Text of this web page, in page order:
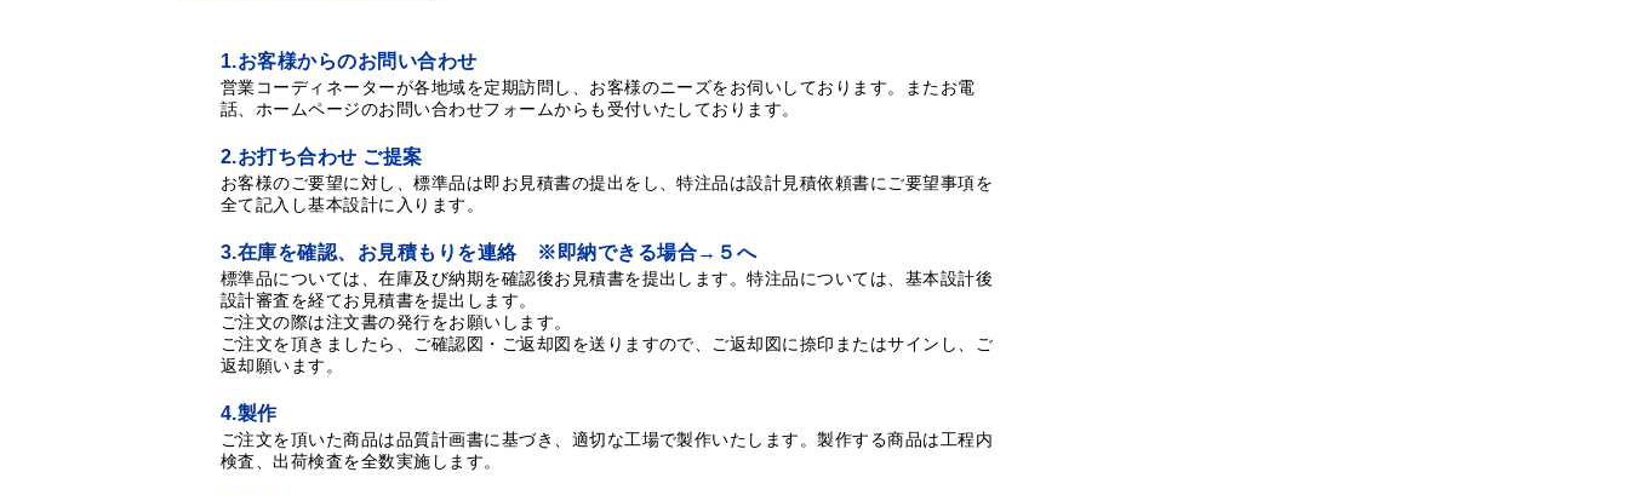
1.お客様からのお問い合わせ
営業コーディネーターが各地域を定期訪問し、お客様のニーズをお伺いしております。またお電
話、ホームページのお問い合わせフォームからも受付いたしております。
2.お打ち合わせ ご提案
お客様のご要望に対し、標準品は即お見積書の提出をし、特注品は設計見積依頼書にご要望事項を
全て記入し基本設計に入ります。
3.在庫を確認、お見積もりを連絡 ※即納できる場合→５へ
標準品については、在庫及び納期を確認後お見積書を提出します。特注品については、基本設計後
設計審査を経てお見積書を提出します。
ご注文の際は注文書の発行をお願いします。
ご注文を頂きましたら、ご確認図・ご返却図を送りますので、ご返却図に捺印またはサインし、ご
返却願います。
4.製作
ご注文を頂いた商品は品質計画書に基づき、適切な工場で製作いたします。製作する商品は工程内
検査、出荷検査を全数実施します。